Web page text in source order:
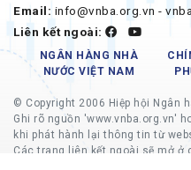
Email: info@vnba.org.vn -
Liên kết ngoài:
NGÂN HÀNG NHÀ
NƯỚC VIỆT NAM
© Copyright 2006 Hiệp hội Ngân
Ghi rõ nguồn 'www.vnba.org.vn'
khi phát hành lại thông tin từ
Các trang liên kết ngoài sẽ mở ở